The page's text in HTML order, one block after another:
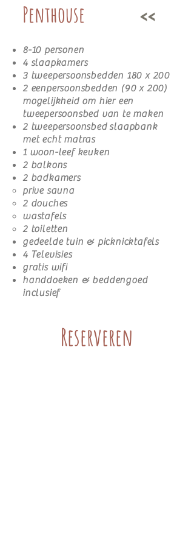
Penthouse <<
8-10 personen
4 slaapkamers
3 tweepersoonsbedden 180 x 200
2 eenpersoonsbedden (90 x 200)
mogelijkheid om hier een
tweepersoonsbed van te maken
2 tweepersoonsbed slaapbank
met echt matras
1 woon-leef keuken
2 balkons
2 badkamers
prive sauna
2 douches
wastafels
2 toiletten
gedeelde tuin & picknicktafels
4 Televisies
gratis wifi
handdoeken & beddengoed
inclusief
Reserveren